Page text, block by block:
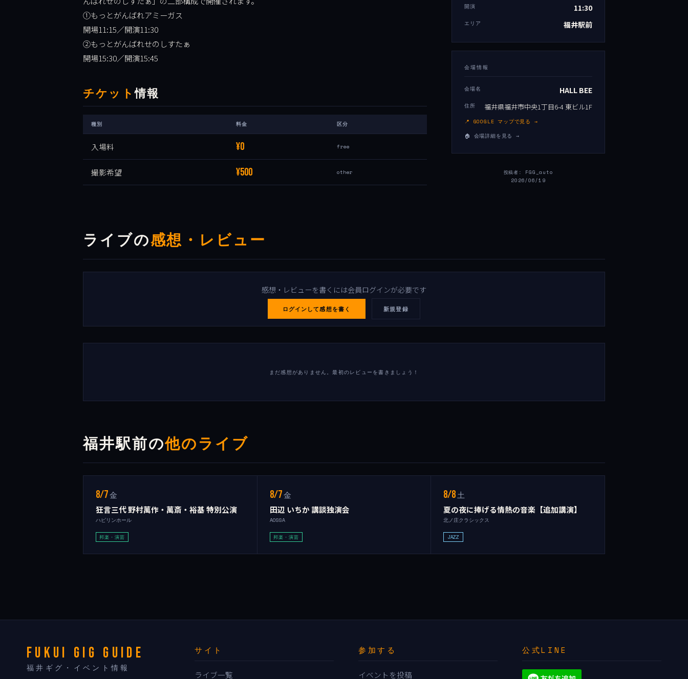
①もっとがんばれアミーガス
開場11:15／開演11:30
②もっとがんばれせのしすたぁ
開場15:30／開演15:45
チケット情報
種別 料金 区分
入場料 ¥0 free
撮影希望 ¥500 other
開演 11:30
エリア 福井駅前
会場情報
会場名 HALL BEE
住所 福井県福井市中央1丁目6-4 東ビル1F
📍 GOOGLE マップで見る →
🏠 会場詳細を見る →
投稿者: FGG_auto
2026/06/19
ライブの感想・レビュー
感想・レビューを書くには会員ログインが必要です
ログインして感想を書く 新規登録
まだ感想がありません。最初のレビューを書きましょう！
福井駅前の他のライブ
8/7金
狂言三代 野村萬作・萬斎・裕基 特別公演
ハピリンホール
邦楽・演芸
8/7金
田辺 いちか 講談独演会
AOSSA
邦楽・演芸
8/8土
夏の夜に捧げる情熱の音楽【追加講演】
北ノ庄クラシックス
JAZZ
FUKUI GIG GUIDE
福井ギグ・イベント情報
サイト
ライブ一覧
参加する
イベントを投稿
公式LINE